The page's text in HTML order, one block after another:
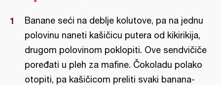
Banane seći na deblje kolutove, pa na jednu
polovinu naneti kašičicu putera od kikirikija,
drugom polovinom poklopiti. Ove sendvičiče
poređati u pleh za mafine. Čokoladu polako
otopiti, pa kašičicom preliti svaki banana-